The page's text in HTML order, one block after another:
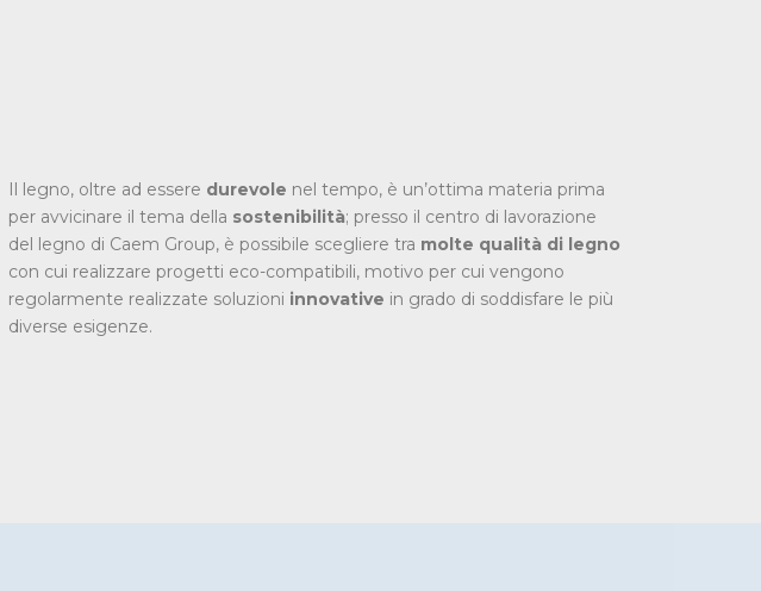
Il legno, oltre ad essere durevole nel tempo, è un’ottima materia prima
per avvicinare il tema della sostenibilità; presso il centro di lavorazione
del legno di Caem Group, è possibile scegliere tra molte qualità di legno
con cui realizzare progetti eco-compatibili, motivo per cui vengono
regolarmente realizzate soluzioni innovative in grado di soddisfare le più
diverse esigenze.